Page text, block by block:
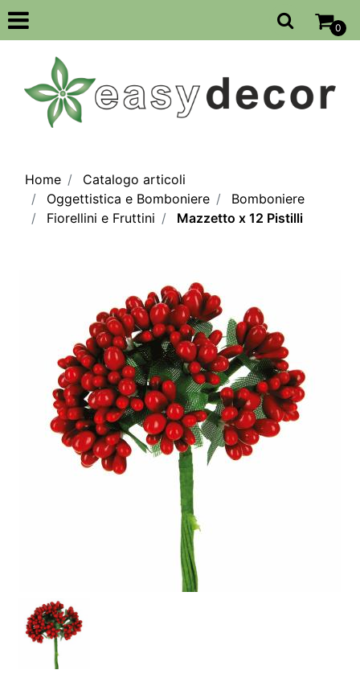
Open
0
Home
Catalogo articoli
Oggettistica e Bomboniere
Bomboniere
Fiorellini e Fruttini
Mazzetto x 12 Pistilli